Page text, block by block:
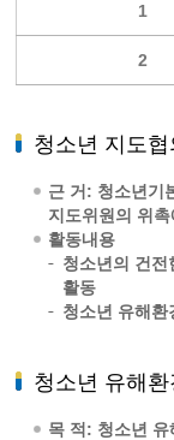
1
2
청소년 지도협
근 거: 청소년기
지도위원의 위촉
활동내용
청소년의 건
활동
청소년 유해환
청소년 유해
목 적: 청소년 유